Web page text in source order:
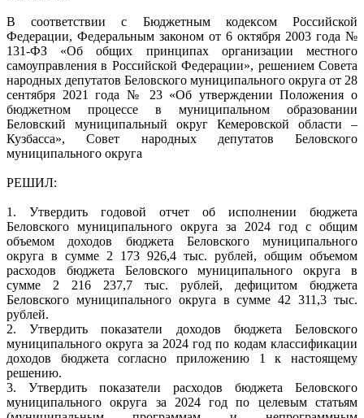
В соответствии с Бюджетным кодексом Российской
Федерации, Федеральным законом от 6 октября 2003 года №
131-ФЗ «Об общих принципах организации местного
самоуправления в Российской Федерации», решением Совета
народных депутатов Беловского муниципального округа от 28
сентября 2021 года № 23 «Об утверждении Положения о
бюджетном процессе в муниципальном образовании
Беловский муниципальный округ Кемеровской области –
Кузбасса», Совет народных депутатов Беловского
муниципального округа
РЕШИЛ:
1. Утвердить годовой отчет об исполнении бюджета
Беловского муниципального округа за 2024 год с общим
объемом доходов бюджета Беловского муниципального
округа в сумме 2 173 926,4 тыс. рублей, общим объемом
расходов бюджета Беловского муниципального округа в
сумме 2 216 237,7 тыс. рублей, дефицитом бюджета
Беловского муниципального округа в сумме 42 311,3 тыс.
рублей.
2. Утвердить показатели доходов бюджета Беловского
муниципального округа за 2024 год по кодам классификации
доходов бюджета согласно приложению 1 к настоящему
решению.
3. Утвердить показатели расходов бюджета Беловского
муниципального округа за 2024 год по целевым статьям